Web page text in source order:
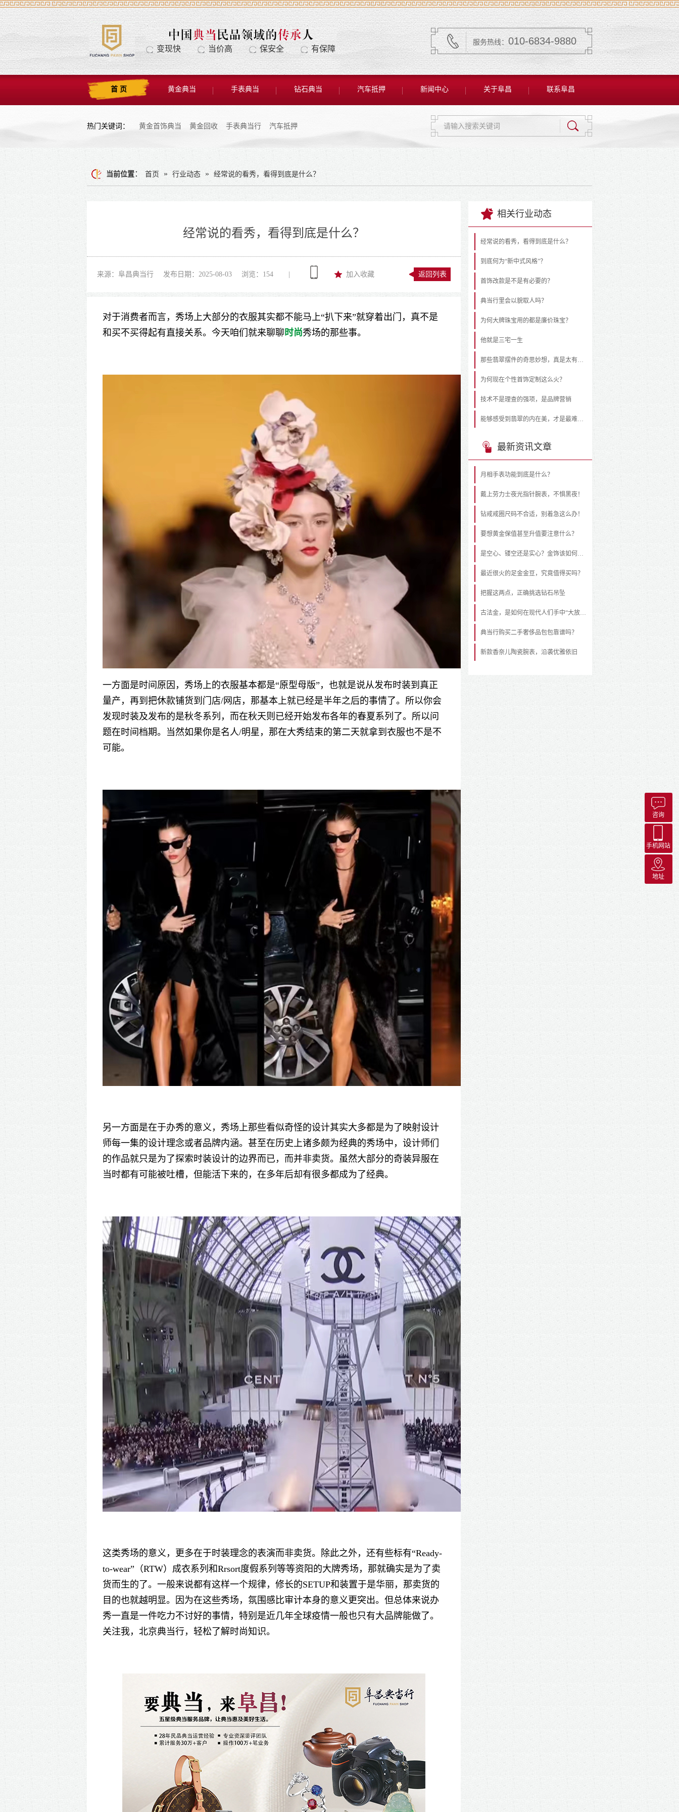
变现快 当价高 保安全 有保障
服务热线：010-6834-9880
首 页 黄金典当 手表典当 钻石典当 汽车抵押 新闻中心 关于阜昌 联系阜昌
热门关键词： 黄金首饰典当 黄金回收 手表典当行 汽车抵押
当前位置 ： 首页 » 行业动态 » 经常说的看秀，看得到底是什么？
经常说的看秀，看得到底是什么？
返回列表
加入收藏
来源：阜昌典当行 发布日期：2025-08-03 浏览： 154
对于消费者而言，秀场上大部分的衣服其实都不能马上“扒下来”就穿着出门，真不是
和买不买得起有直接关系。今天咱们就来聊聊时尚秀场的那些事。
一方面是时间原因，秀场上的衣服基本都是“原型母版”，也就是说从发布时装到真正
量产，再到把休款铺货到门店/网店，那基本上就已经是半年之后的事情了。所以你会
发现时装及发布的是秋冬系列，而在秋天则已经开始发布各年的春夏系列了。所以问
题在时间档期。当然如果你是名人/明星，那在大秀结束的第二天就拿到衣服也不是不
可能。
另一方面是在于办秀的意义，秀场上那些看似奇怪的设计其实大多都是为了映射设计
师每一集的设计理念或者品牌内涵。甚至在历史上诸多颇为经典的秀场中，设计师们
的作品就只是为了探索时装设计的边界而已，而并非卖货。虽然大部分的奇装异服在
当时都有可能被吐槽，但能活下来的，在多年后却有很多都成为了经典。
这类秀场的意义，更多在于时装理念的表演而非卖货。除此之外，还有些标有“Ready-
to-wear”（RTW）成衣系列和Rrsort度假系列等等资阳的大牌秀场，那就确实是为了卖
货而生的了。一般来说都有这样一个规律，修长的SETUP和装置于是华丽，那卖货的
目的也就越明显。因为在这些秀场，氛围感比审计本身的意义更突出。但总体来说办
秀一直是一件吃力不讨好的事情，特别是近几年全球疫情一般也只有大品牌能做了。
关注我，北京典当行，轻松了解时尚知识。
相关行业动态
经常说的看秀，看得到底是什么？
到底何为“新中式风格”？
首饰改款是不是有必要的？
典当行里会以貌取人吗？
为何大牌珠宝用的都是廉价珠宝？
他就是三宅一生
那些翡翠摆件的奇思妙想，真是太有意思了！
为何现在个性首饰定制这么火？
技术不是理查的强项，是品牌营销
能够感受到翡翠的内在美，才是最难得的
最新资讯文章
月相手表功能到底是什么？
戴上劳力士夜光指针腕表，不惧黑夜！
钻戒戒圈尺码不合适，别着急这么办！
要想黄金保值甚至升值要注意什么？
是空心、镂空还是实心？金饰该如何挑选
最近很火的足金金豆，究竟值得买吗？
把握这两点，正确挑选钻石吊坠
古法金，是如何在现代人们手中“大放异彩”的？
典当行购买二手奢侈品包包靠谱吗？
新款香奈儿陶瓷腕表，沿袭优雅依旧
咨询
手机网站
地址